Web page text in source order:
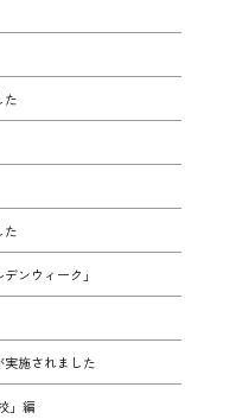
た
た
ンウィーク」
施されました
」編